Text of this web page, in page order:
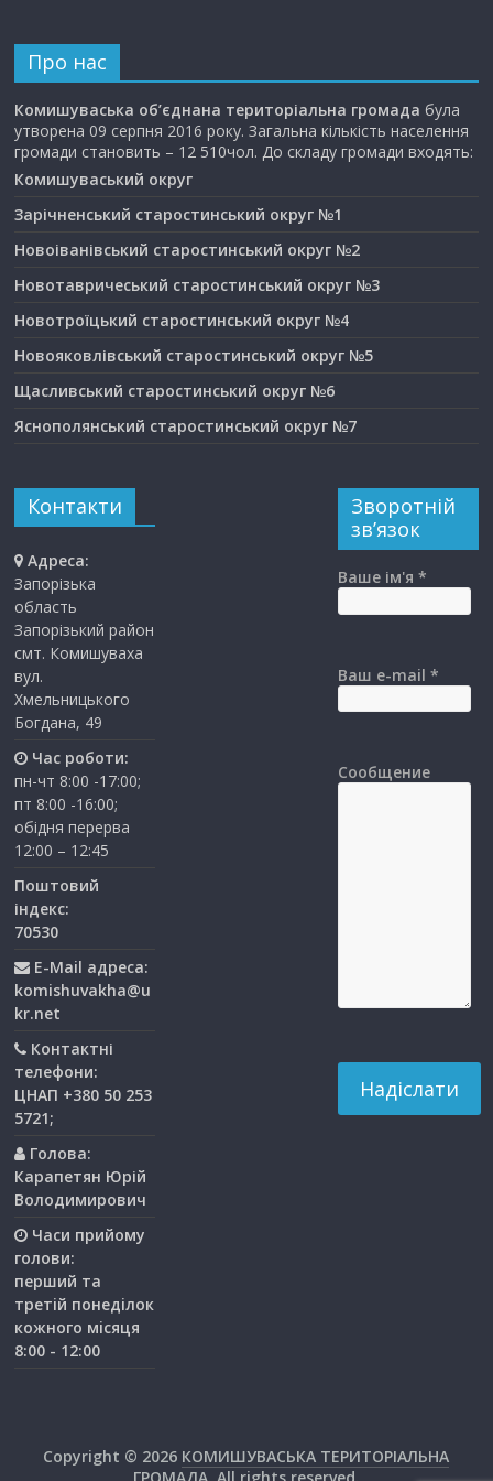
Про нас
Комишуваська об’єднана територіальна громада була
утворена 09 серпня 2016 року. Загальна кількість населення
громади становить – 12 510чол. До складу громади входять:
Комишуваський округ
Зарічненський старостинський округ №1
Новоіванівський старостинський округ №2
Новотавричеський старостинський округ №3
Новотроїцький старостинський округ №4
Новояковлівський старостинський округ №5
Щасливський старостинський округ №6
Яснополянський старостинський округ №7
Контакти
Адреса:
Запорізька
область
Запорізький район
смт. Комишуваха
вул.
Хмельницького
Богдана, 49
Час роботи:
пн-чт 8:00 -17:00;
пт 8:00 -16:00;
обідня перерва
12:00 – 12:45
Поштовий
індекс:
70530
E-Mail адреса:
komishuvakha@u
kr.net
Контактні
телефони:
ЦНАП +380 50 253
5721;
Голова:
Карапетян Юрій
Володимирович
Часи прийому
голови:
перший та
третiй понедiлок
кожного мiсяця
8:00 - 12:00
Зворотній
зв’язок
Ваше ім'я *
Ваш e-mail *
Сообщение
Copyright © 2026 КОМИШУВАСЬКА ТЕРИТОРІАЛЬНА